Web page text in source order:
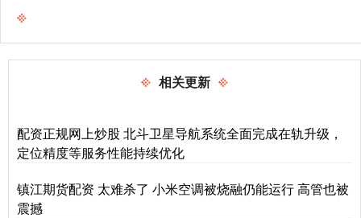
相关更新
配资正规网上炒股 北斗卫星导航系统全面完成在轨升级，
定位精度等服务性能持续优化
镇江期货配资 太难杀了 小米空调被烧融仍能运行 高管也被
震撼